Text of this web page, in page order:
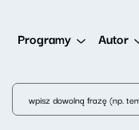
Programy Autor